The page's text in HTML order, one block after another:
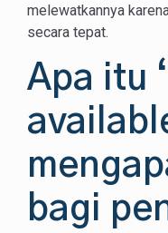
melewatkannya
secara tepat.
Apa itu
bagi